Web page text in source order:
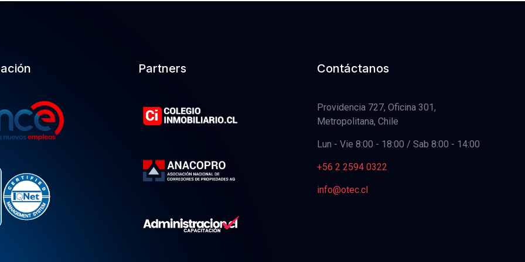
Partners Contáctanos
Providencia 727, Oficina 301,
Metropolitana, Chile
Lun - Vie 8:00 - 18:00 / Sab 8:00 - 14:00
+56 2 2594 0322
info@otec.cl